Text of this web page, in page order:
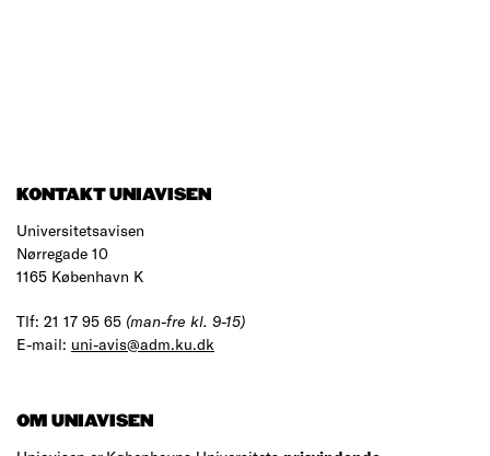
KONTAKT UNIAVISEN
Universitetsavisen
Nørregade 10
1165 København K
Tlf: 21 17 95 65 (man-fre kl. 9-15)
E-mail: uni-avis@adm.ku.dk
OM UNIAVISEN